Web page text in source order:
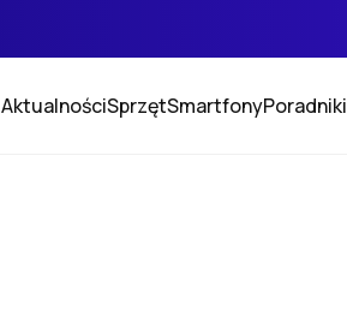
AktualnościSprzętSmartfonyPoradniki